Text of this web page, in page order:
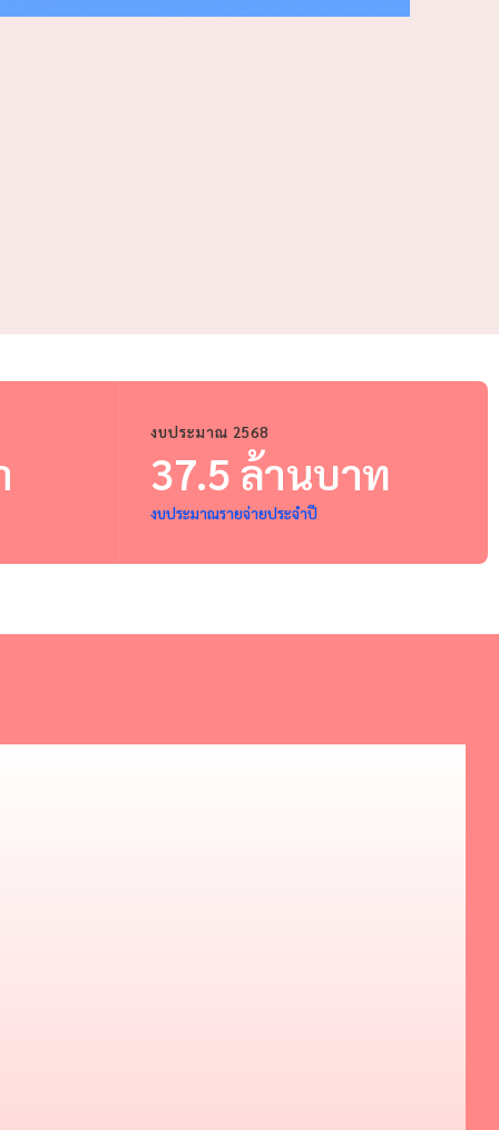
งบประมาณ 2568
37.5 ล้านบาท
งบประมาณรายจ่ายประจำปี